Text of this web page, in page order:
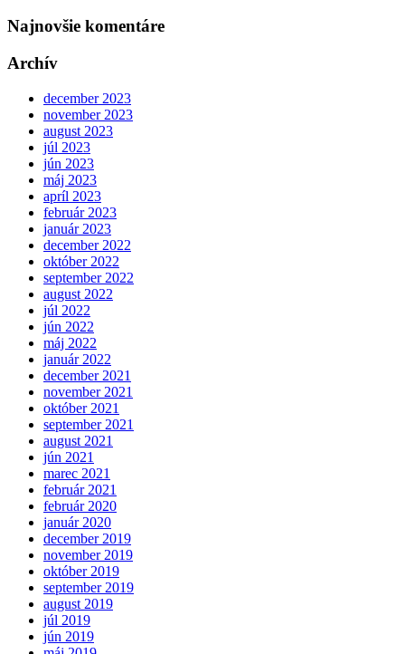
Najnovšie komentáre
Archív
december 2023
november 2023
august 2023
júl 2023
jún 2023
máj 2023
apríl 2023
február 2023
január 2023
december 2022
október 2022
september 2022
august 2022
júl 2022
jún 2022
máj 2022
január 2022
december 2021
november 2021
október 2021
september 2021
august 2021
jún 2021
marec 2021
február 2021
február 2020
január 2020
december 2019
november 2019
október 2019
september 2019
august 2019
júl 2019
jún 2019